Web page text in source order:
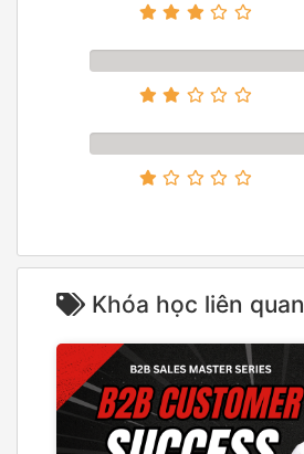
Khóa học liên quan